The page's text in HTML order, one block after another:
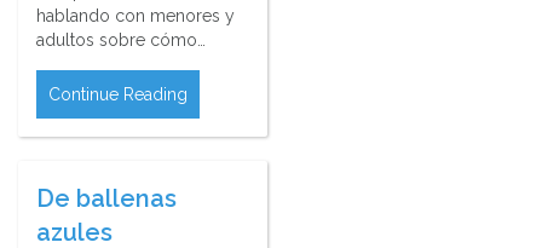
hablando con menores y
adultos sobre cómo…
Continue Reading
De ballenas
azules